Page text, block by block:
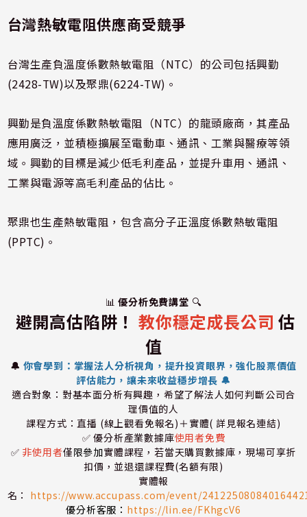
台灣熱敏電阻供應商受競爭
台灣生產負溫度係數熱敏電阻（NTC）的公司包括興勤
(2428-TW)以及聚鼎(6224-TW)。
興勤是負溫度係數熱敏電阻（NTC）的龍頭廠商，其產品
應用廣泛，並積極擴展至電動車、通訊、工業與醫療等領
域。興勤的目標是減少低毛利產品，並提升車用、通訊、
工業與電源等高毛利產品的佔比。
聚鼎也生產熱敏電阻，包含高分子正溫度係數熱敏電阻
(PPTC)。
📊優分析免費講堂 🔍
避開高估陷阱！教你穩定成長公司 估
值
🔔 你會學到：掌握法人分析視角，提升投資眼界，強化股票價值
評估能力，讓未來收益穩步增長 🔔
適合對象：對基本面分析有興趣，希望了解法人如何判斷公司合
理價值的人
課程方式：直播 (線上觀看免報名)＋實體( 詳見報名連結)
✅ 優分析產業數據庫使用者免費
✅ 非使用者僅限參加實體課程，若當天購買數據庫，現場可享折
扣價，並退還課程費(名額有限)
實體報
名： https://www.accupass.com/event/
優分析客服： https://lin.ee/FKhgcV6